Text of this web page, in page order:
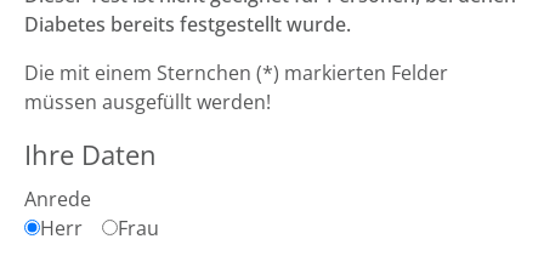
Diabetes bereits festgestellt wurde.
Die mit einem Sternchen (*) markierten Felder
müssen ausgefüllt werden!
Ihre Daten
Anrede
Herr
Frau